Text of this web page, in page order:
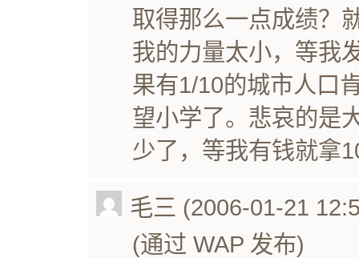
取得那么一点成绩？
我的力量太小，等我
果有1/10的城市人口
望小学了。悲哀的是
少了，等我有钱就拿
毛三 (2006-01-21
(通过 WAP 发布)